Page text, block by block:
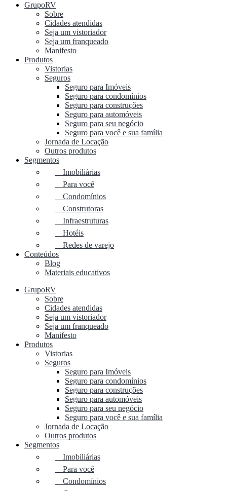
GrupoRV
Sobre
Cidades atendidas
Seja um vistoriador
Seja um franqueado
Manifesto
Produtos
Vistorias
Seguros
Seguro para Imóveis
Seguro para condomínios
Seguro para construções
Seguro para automóveis
Seguro para seu negócio
Seguro para você e sua família
Jornada de Locação
Outros produtos
Segmentos
Imobiliárias
Para você
Condomínios
Construtoras
Infraestruturas
Hotéis
Redes de varejo
Conteúdos
Blog
Materiais educativos
GrupoRV
Sobre
Cidades atendidas
Seja um vistoriador
Seja um franqueado
Manifesto
Produtos
Vistorias
Seguros
Seguro para Imóveis
Seguro para condomínios
Seguro para construções
Seguro para automóveis
Seguro para seu negócio
Seguro para você e sua família
Jornada de Locação
Outros produtos
Segmentos
Imobiliárias
Para você
Condomínios